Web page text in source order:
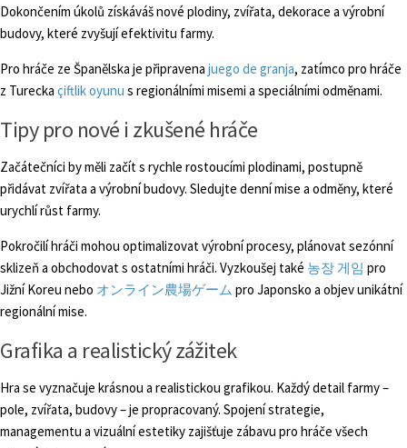
Dokončením úkolů získáváš nové plodiny, zvířata, dekorace a výrobní
budovy, které zvyšují efektivitu farmy.
Pro hráče ze Španělska je připravena juego de granja, zatímco pro hráče
z Turecka çiftlik oyunu s regionálními misemi a speciálními odměnami.
Tipy pro nové i zkušené hráče
Začátečníci by měli začít s rychle rostoucími plodinami, postupně
přidávat zvířata a výrobní budovy. Sledujte denní mise a odměny, které
urychlí růst farmy.
Pokročilí hráči mohou optimalizovat výrobní procesy, plánovat sezónní
sklizeň a obchodovat s ostatními hráči. Vyzkoušej také 농장 게임 pro
Jižní Koreu nebo オンライン農場ゲーム pro Japonsko a objev unikátní
regionální mise.
Grafika a realistický zážitek
Hra se vyznačuje krásnou a realistickou grafikou. Každý detail farmy –
pole, zvířata, budovy – je propracovaný. Spojení strategie,
managementu a vizuální estetiky zajišťuje zábavu pro hráče všech